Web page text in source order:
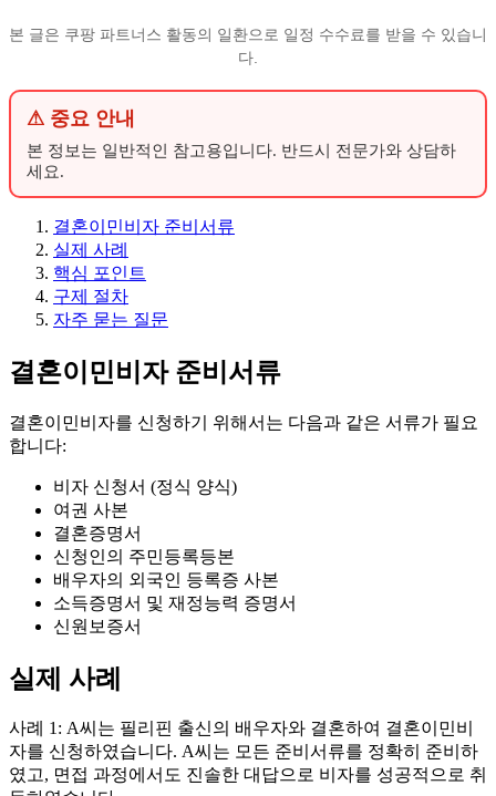
본 글은 쿠팡 파트너스 활동의 일환으로 일정 수수료를 받을 수 있습니
다.
⚠ 중요 안내
본 정보는 일반적인 참고용입니다. 반드시 전문가와 상담하
세요.
결혼이민비자 준비서류
실제 사례
핵심 포인트
구제 절차
자주 묻는 질문
결혼이민비자 준비서류
결혼이민비자를 신청하기 위해서는 다음과 같은 서류가 필요
합니다:
비자 신청서 (정식 양식)
여권 사본
결혼증명서
신청인의 주민등록등본
배우자의 외국인 등록증 사본
소득증명서 및 재정능력 증명서
신원보증서
실제 사례
사례 1: A씨는 필리핀 출신의 배우자와 결혼하여 결혼이민비
자를 신청하였습니다. A씨는 모든 준비서류를 정확히 준비하
였고, 면접 과정에서도 진솔한 대답으로 비자를 성공적으로 취